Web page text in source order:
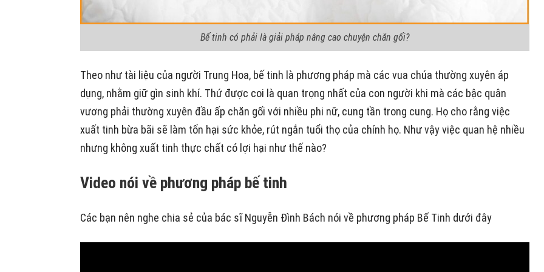
Bế tinh có phải là giải pháp nâng cao chuyện chăn gối?
Theo như tài liệu của người Trung Hoa, bế tinh là phương pháp mà các vua chúa thường xuyên áp
dụng, nhằm giữ gìn sinh khí. Thứ được coi là quan trọng nhất của con người khi mà các bậc quân
vương phải thường xuyên đầu ấp chăn gối với nhiều phi nữ, cung tần trong cung. Họ cho rằng việc
xuất tinh bừa bãi sẽ làm tổn hại sức khỏe, rút ngắn tuổi thọ của chính họ. Như vậy việc quan hệ nhiều
nhưng không xuất tinh thực chất có lợi hại như thế nào?
Video nói về phương pháp bế tinh
Các bạn nên nghe chia sẻ của bác sĩ Nguyễn Đình Bách nói về phương pháp Bế Tinh dưới đây